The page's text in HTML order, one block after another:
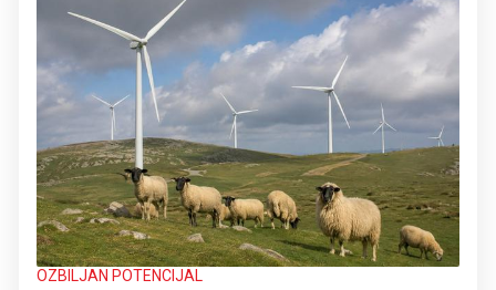
OZBILJAN POTENCIJAL